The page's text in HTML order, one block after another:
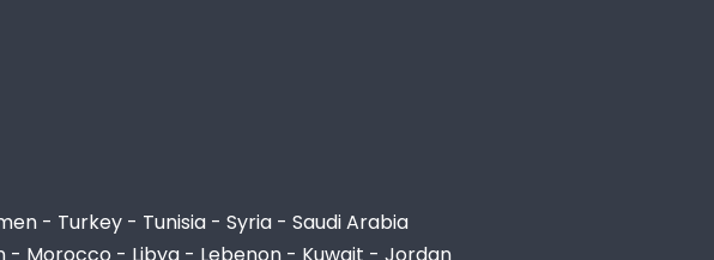
- Turkey - Tunisia - Syria - Saudi Arabia